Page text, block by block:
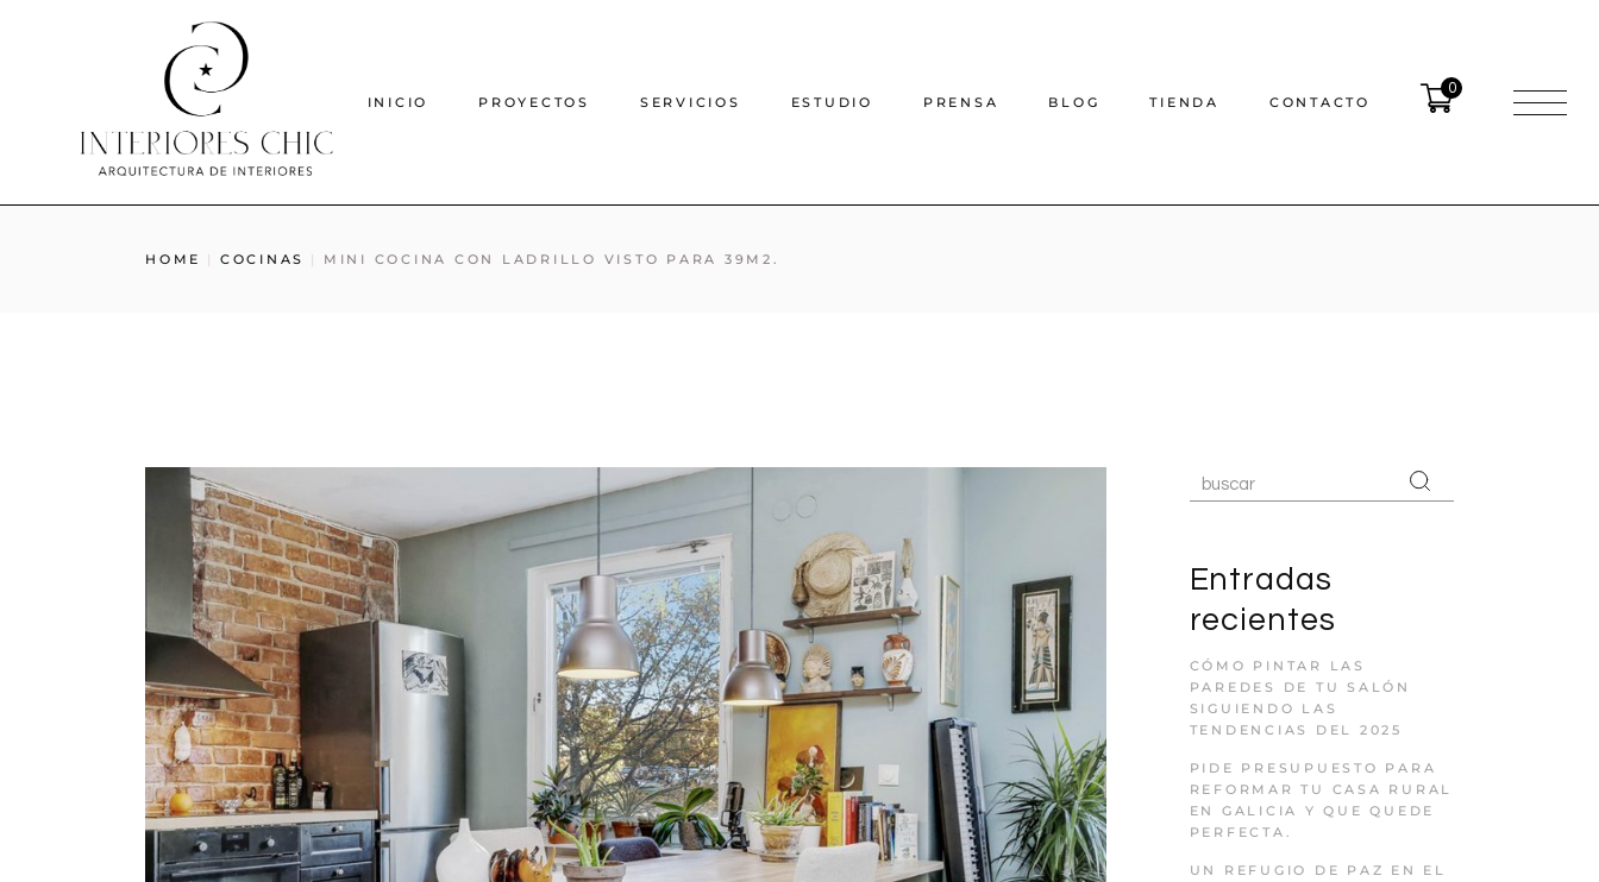
INICIO PROYECTOS SERVICIOS
Proyecto de decoración
Arquitectura e interiorismo
ESTUDIO PRENSA BLOG TIENDA CONTACTO
0
HOME COCINAS MINI COCINA CON LADRILLO VISTO PARA 39M2.
Entradas
recientes
CÓMO PINTAR LAS
PAREDES DE TU SALÓN
SIGUIENDO LAS
TENDENCIAS DEL 2025
PIDE PRESUPUESTO PARA
REFORMAR TU CASA RURAL
EN GALICIA Y QUE QUEDE
PERFECTA.
UN REFUGIO DE PAZ EN EL